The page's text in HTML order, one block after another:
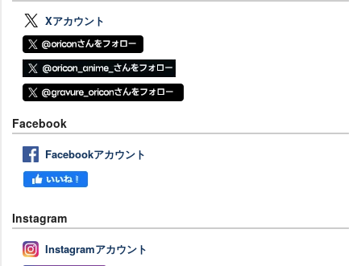
Xアカウント
Facebook
Facebookアカウント
Instagram
Instagramアカウント